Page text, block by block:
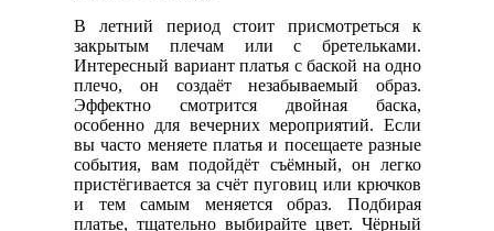
В летний период стоит присмотреться к
закрытым плечам или с бретельками.
Интересный вариант платья с баской на одно
плечо, он создаёт незабываемый образ.
Эффектно смотрится двойная баска,
особенно для вечерних мероприятий. Если
вы часто меняете платья и посещаете разные
события, вам подойдёт съёмный, он легко
пристёгивается за счёт пуговиц или крючков
и тем самым меняется образ. Подбирая
платье, тщательно выбирайте цвет. Чёрный